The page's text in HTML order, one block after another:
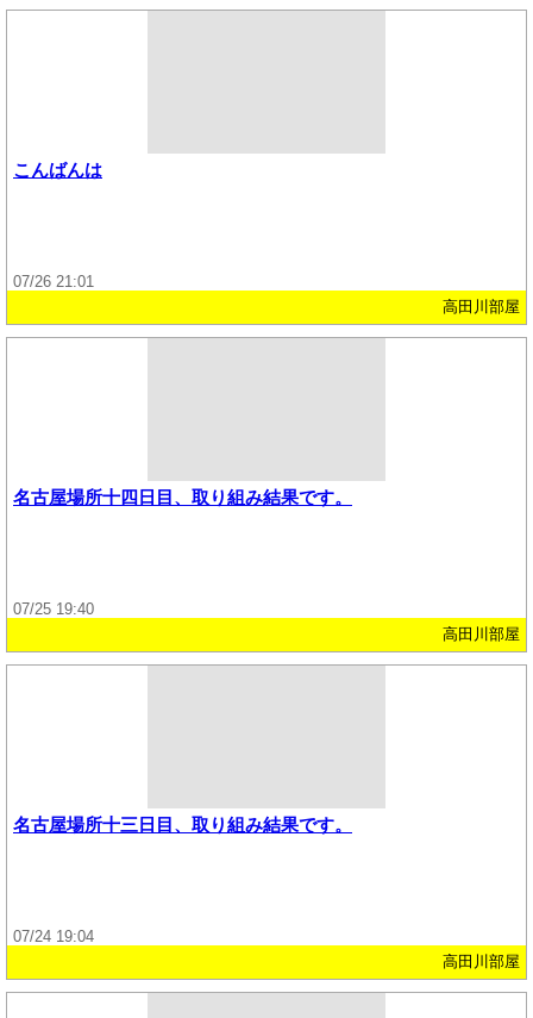
こんばんは
07/26 21:01
高田川部屋
名古屋場所十四日目、取り組み結果です。
07/25 19:40
高田川部屋
名古屋場所十三日目、取り組み結果です。
07/24 19:04
高田川部屋